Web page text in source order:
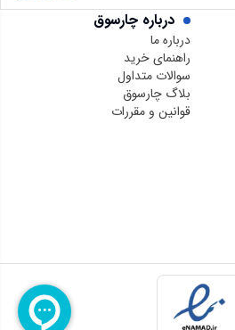
درباره چارسوق
درباره ما
راهنمای خرید
سوالات متداول
بلاگ چارسوق
قوانین و مقررات